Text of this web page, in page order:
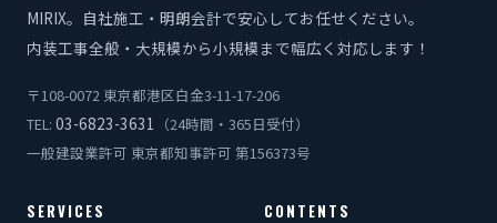
MIRIX。自社施工・明朗会計で安心してお任せください。
内装工事全般・大規模から小規模まで幅広く対応します！
〒108-0072 東京都港区白金3-11-17-206
TEL: 03-6823-3631
（24時間・365日受付）
一般建設業許可 東京都知事許可 第156373号
SERVICES CONTENTS